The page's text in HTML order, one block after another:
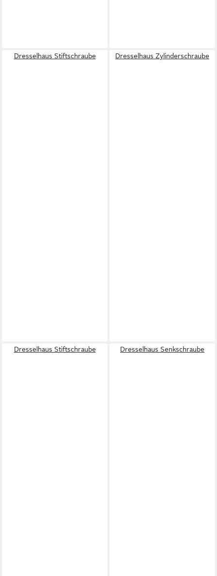
Dresselhaus Stiftschraube Dresselhaus Zylinderschraube
Dresselhaus Stiftschraube Dresselhaus Senkschraube